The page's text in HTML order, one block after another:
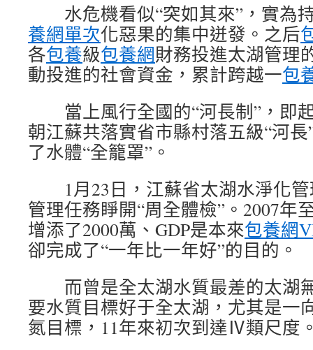
水危機看似“突如其來”，實為
養網單次化惡果的集中迸發。之后
各包養級包養網財務投進太湖管理
動投進的社會資金，累計跨越一包
當上風行全國的“河長制”，即
朝江蘇共落實省市縣村落五級“河
了水體“全籠罩”。
1月23日，江蘇省太湖水淨化管
管理任務睜開“周全體檢”。2007年
增添了2000萬、GDP是本來包養網
卻完成了“一年比一年好”的目的。
而曾是全太湖水質最差的太湖
要水質目標好于全太湖，尤其是一
氮目標，11年來初次到達Ⅳ類尺度